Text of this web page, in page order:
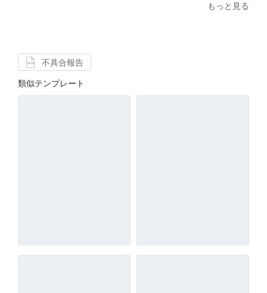
もっと見る
不具合報告
類似テンプレート